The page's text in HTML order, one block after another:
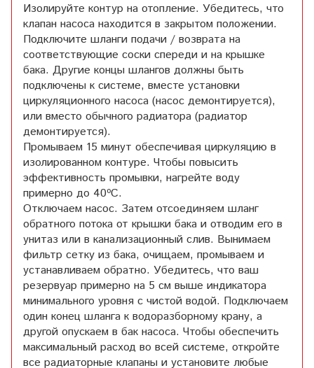
Изолируйте контур на отопление. Убедитесь, что
клапан насоса находится в закрытом положении.
Подключите шланги подачи / возврата на
соответствующие соски спереди и на крышке
бака. Другие концы шлангов должны быть
подключены к системе, вместе установки
циркуляционного насоса (насос демонтируется),
или вместо обычного радиатора (радиатор
демонтируется).
Промываем 15 минут обеспечивая циркуляцию в
изолированном контуре. Чтобы повысить
эффективность промывки, нагрейте воду
примерно до 40ºC.
Отключаем насос. Затем отсоединяем шланг
обратного потока от крышки бака и отводим его в
унитаз или в канализационный слив. Вынимаем
фильтр сетку из бака, очищаем, промываем и
устанавливаем обратно. Убедитесь, что ваш
резервуар примерно на 5 см выше индикатора
минимального уровня с чистой водой. Подключаем
один конец шланга к водоразборному крану, а
другой опускаем в бак насоса. Чтобы обеспечить
максимальный расход во всей системе, откройте
все радиаторные клапаны и установите любые